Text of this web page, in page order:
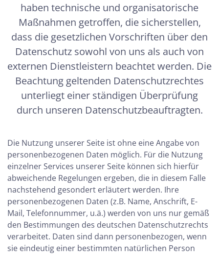
haben technische und organisatorische
Maßnahmen getroffen, die sicherstellen,
dass die gesetzlichen Vorschriften über den
Datenschutz sowohl von uns als auch von
externen Dienstleistern beachtet werden. Die
Beachtung geltenden Datenschutzrechtes
unterliegt einer ständigen Überprüfung
durch unseren Datenschutzbeauftragten.
Die Nutzung unserer Seite ist ohne eine Angabe von
personenbezogenen Daten möglich. Für die Nutzung
einzelner Services unserer Seite können sich hierfür
abweichende Regelungen ergeben, die in diesem Falle
nachstehend gesondert erläutert werden. Ihre
personenbezogenen Daten (z.B. Name, Anschrift, E-
Mail, Telefonnummer, u.ä.) werden von uns nur gemäß
den Bestimmungen des deutschen Datenschutzrechts
verarbeitet. Daten sind dann personenbezogen, wenn
sie eindeutig einer bestimmten natürlichen Person